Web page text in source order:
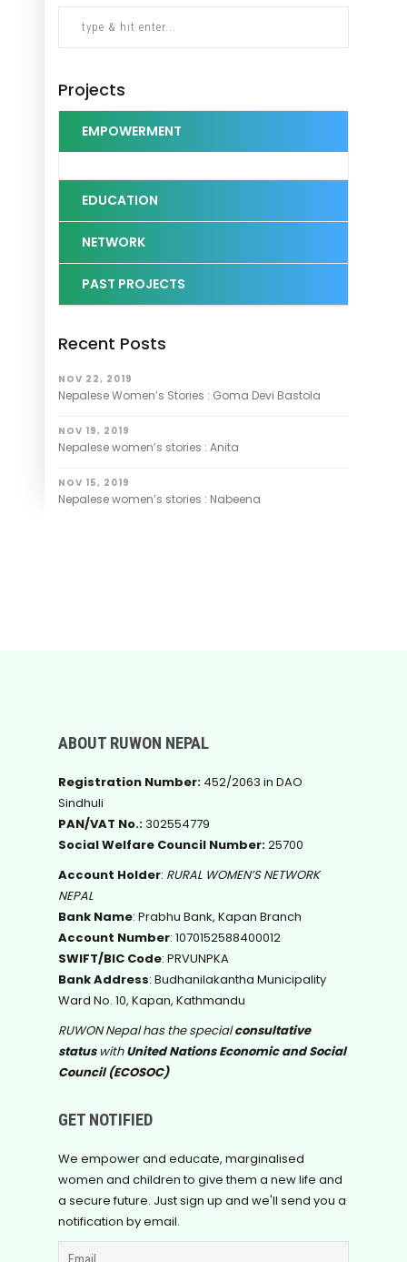
Projects
EMPOWERMENT
EDUCATION
NETWORK
PAST PROJECTS
Recent Posts
NOV 22, 2019
Nepalese Women’s Stories : Goma Devi Bastola
NOV 19, 2019
Nepalese women’s stories : Anita
NOV 15, 2019
Nepalese women’s stories : Nabeena
ABOUT RUWON NEPAL
Registration Number: 452/2063 in DAO
Sindhuli
PAN/VAT No.:302554779
Social Welfare Council Number:25700
Account Holder: RURAL WOMEN’S NETWORK
NEPAL
Bank Name: Prabhu Bank, Kapan Branch
Account Number: 1070152588400012
SWIFT/BIC Code: PRVUNPKA
Bank Address: Budhanilakantha Municipality
Ward No. 10, Kapan, Kathmandu
RUWON Nepal has the specialconsultative
status withUnited Nations Economic and Social
Council (ECOSOC)
GET NOTIFIED
We empower and educate, marginalised
women and children to give them a new life and
a secure future. Just sign up and we'll send you a
notification by email.